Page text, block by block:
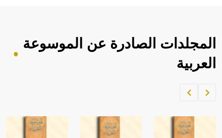
المجلدات الصادرة عن الموسوعة
العربية